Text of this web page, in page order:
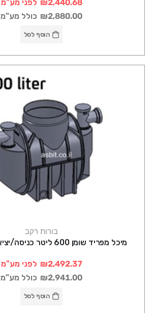
₪2,440.68 לפני מע"מ
₪2,880.00 כולל מע"מ
הוסף לסל
בורות רקב
מיכל מפריד שומן 600 ליטר כניסה/יציאה "4 רוטוניב
₪2,492.37 לפני מע"מ
₪2,941.00 כולל מע"מ
הוסף לסל